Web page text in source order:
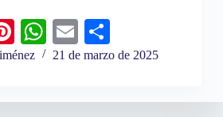
Pi
nt
es
W
ha
A
E
m o
pa
21 de marzo de 2025